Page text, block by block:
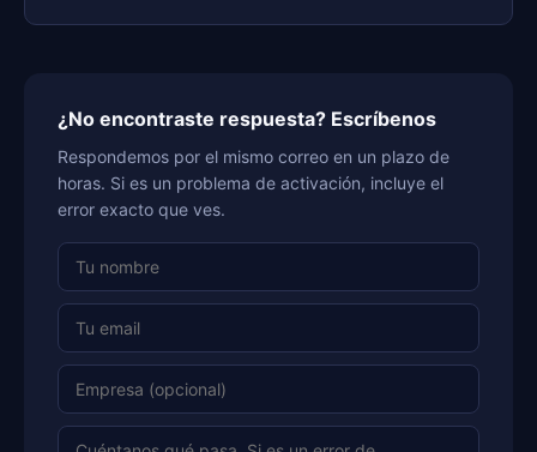
¿No encontraste respuesta? Escríbenos
Respondemos por el mismo correo en un plazo de
horas. Si es un problema de activación, incluye el
error exacto que ves.